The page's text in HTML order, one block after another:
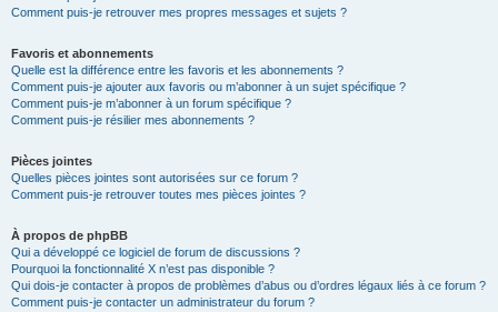
Comment puis-je retrouver mes propres messages et sujets ?
Favoris et abonnements
Quelle est la différence entre les favoris et les abonnements ?
Comment puis-je ajouter aux favoris ou m’abonner à un sujet spécifique ?
Comment puis-je m’abonner à un forum spécifique ?
Comment puis-je résilier mes abonnements ?
Pièces jointes
Quelles pièces jointes sont autorisées sur ce forum ?
Comment puis-je retrouver toutes mes pièces jointes ?
À propos de phpBB
Qui a développé ce logiciel de forum de discussions ?
Pourquoi la fonctionnalité X n’est pas disponible ?
Qui dois-je contacter à propos de problèmes d’abus ou d’ordres légaux liés à ce forum ?
Comment puis-je contacter un administrateur du forum ?